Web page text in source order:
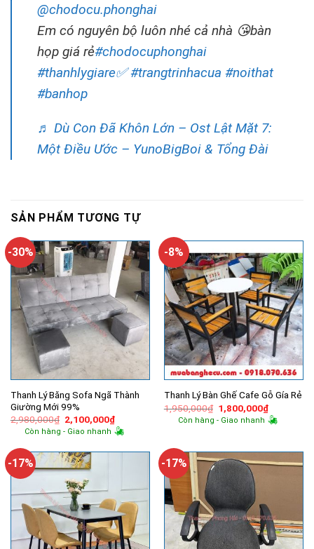
@chodocu.phonghai
Em có nguyên bộ luôn nhé cả nhà 😘bàn
họp giá rẻ#chodocuphonghai
#thanhlygiare✅ #trangtrinhacua #noithat
#banhop
♬ Dù Con Đã Khôn Lớn – Ost Lật Mặt 7:
Một Điều Ước – YunoBigBoi & Tổng Đài
SẢN PHẨM TƯƠNG TỰ
-30%
Thanh Lý Băng Sofa Ngã Thành
Giường Mới 99%
2,980,000₫ Giá
gốc
là:
2,100,000₫Giá
hiện
tại
2,100,000₫.
Còn hàng - Giao nhanh
-8%
Thanh Lý Bàn Ghế Cafe Gỗ Gía Rẻ
1,950,000₫ Giá
gốc
là:
1,800,000₫Giá
hiện
tại
Còn hàng - Giao nhanh
-17% -17%